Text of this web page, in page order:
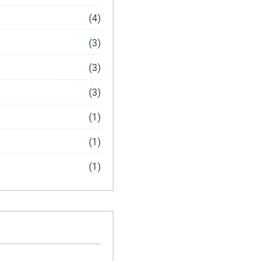
(4)
(3)
(3)
(3)
(1)
(1)
(1)